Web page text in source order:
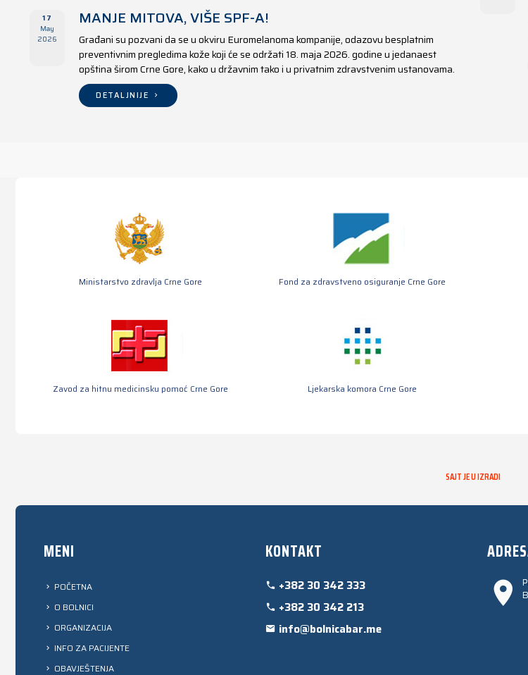
17
May
2026
MANJE MITOVA, VIŠE SPF-A!
Građani su pozvani da se u okviru Euromelanoma kompanije, odazovu besplatnim
preventivnim pregledima kože koji će se održati 18. maja 2026. godine u jedanaest
opština širom Crne Gore, kako u državnim tako i u privatnim zdravstvenim ustanovama.
DETALJNIJE
Ministarstvo zdravlja Crne Gore Fond za zdravstveno osiguranje Crne Gore
Zavod za hitnu medicinsku pomoć Crne Gore Ljekarska komora Crne Gore
SAJT JE U IZRADI
MENI
POČETNA
O BOLNICI
ORGANIZACIJA
INFO ZA PACIJENTE
OBAVJEŠTENJA
KONTAKT
+382 30 342 333
+382 30 342 213
info@bolnicabar.me